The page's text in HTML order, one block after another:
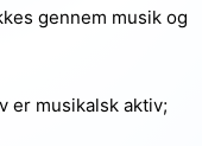
gennem musik og
er musikalsk aktiv;